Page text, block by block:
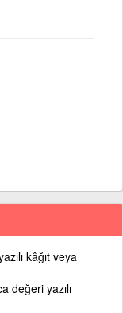
kâğıt veya
değeri yazılı